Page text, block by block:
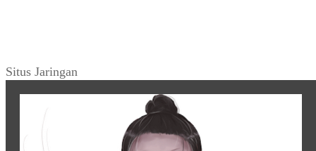
Situs Jaringan